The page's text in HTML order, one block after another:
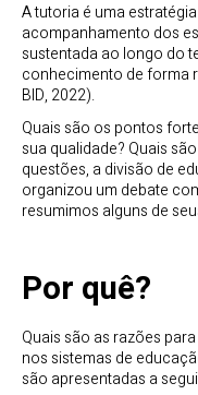
A tutoria é uma
acompanhamento dos
sustentada ao longo do
conhecimento de forma
BID, 2022).
Quais são os pontos
sua qualidade? Quais
questões, a divisão de
organizou um debate
resumimos alguns de
Por quê?
Quais são as razões
nos sistemas de
são apresentadas a